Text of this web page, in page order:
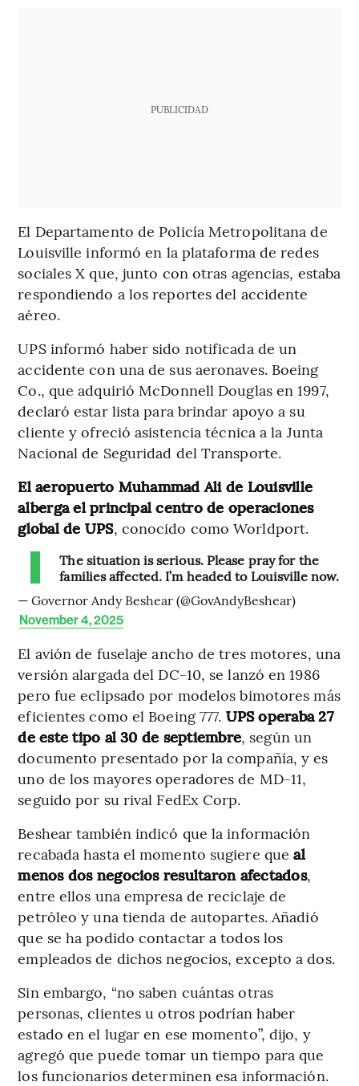
PUBLICIDAD
El Departamento de Policía Metropolitana de
Louisville informó en la plataforma de redes
sociales X que, junto con otras agencias, estaba
respondiendo a los reportes del accidente
aéreo.
UPS informó haber sido notificada de un
accidente con una de sus aeronaves. Boeing
Co., que adquirió McDonnell Douglas en 1997,
declaró estar lista para brindar apoyo a su
cliente y ofreció asistencia técnica a la Junta
Nacional de Seguridad del Transporte.
El aeropuerto Muhammad Ali de Louisville
alberga el principal centro de operaciones
global de UPS, conocido como Worldport.
The situation is serious. Please pray for the
families affected. I’m headed to Louisville now.
— Governor Andy Beshear (@GovAndyBeshear)
November 4, 2025
El avión de fuselaje ancho de tres motores, una
versión alargada del DC-10, se lanzó en 1986
pero fue eclipsado por modelos bimotores más
eficientes como el Boeing 777. UPS operaba 27
de este tipo al 30 de septiembre, según un
documento presentado por la compañía, y es
uno de los mayores operadores de MD-11,
seguido por su rival FedEx Corp.
Beshear también indicó que la información
recabada hasta el momento sugiere que al
menos dos negocios resultaron afectados,
entre ellos una empresa de reciclaje de
petróleo y una tienda de autopartes. Añadió
que se ha podido contactar a todos los
empleados de dichos negocios, excepto a dos.
Sin embargo, “no saben cuántas otras
personas, clientes u otros podrían haber
estado en el lugar en ese momento”, dijo, y
agregó que puede tomar un tiempo para que
los funcionarios determinen esa información.